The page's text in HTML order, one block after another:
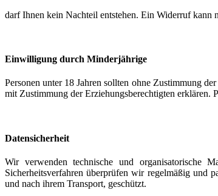
darf Ihnen kein Nachteil entstehen. Ein Widerruf
Einwilligung durch Minderjährige
Personen unter 18 Jahren sollten ohne Zustimmung
mit Zustimmung der Erziehungsberechtigten erklären.
Datensicherheit
Wir verwenden technische und organisatorische
Sicherheitsverfahren überprüfen wir regelmäßig und
und nach ihrem Transport, geschützt.